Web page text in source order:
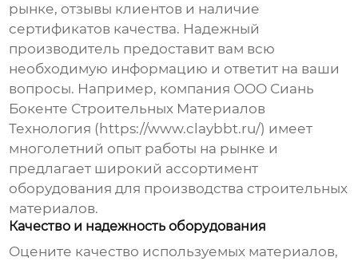
рынке, отзывы клиентов и наличие
сертификатов качества. Надежный
производитель предоставит вам всю
необходимую информацию и ответит на ваши
вопросы. Например, компания ООО Сиань
Бокенте Строительных Материалов
Технология (https://www.claybbt.ru/) имеет
многолетний опыт работы на рынке и
предлагает широкий ассортимент
оборудования для производства строительных
материалов.
Качество и надежность оборудования
Оцените качество используемых материалов,